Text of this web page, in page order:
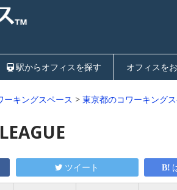
駅からオフィスを探す オフィスを
ーキングスペース > 東京都のコワーキング
ツイート